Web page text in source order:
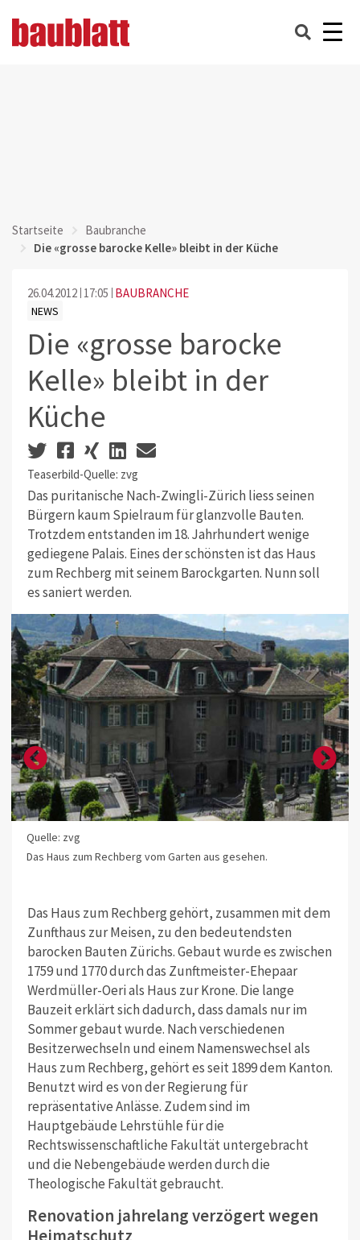
Startseite
Baubranche
Die «grosse barocke Kelle» bleibt in der Küche
26.04.2012 17:05 BAUBRANCHE
NEWS
Die «grosse barocke
Kelle» bleibt in der
Küche
Teaserbild-Quelle: zvg
Das puritanische Nach-Zwingli-Zürich liess seinen
Bürgern kaum Spielraum für glanzvolle Bauten.
Trotzdem entstanden im 18. Jahrhundert wenige
gediegene Palais. Eines der schönsten ist das Haus
zum Rechberg mit ­seinem Barockgarten. Nunn soll
es saniert werden.
Quelle: zvg
Das Haus zum Rechberg vom Garten aus gesehen.
Das Haus zum Rechberg gehört, zusammen mit dem
Zunfthaus zur Meisen, zu den bedeutendsten
barocken Bauten Zürichs. Gebaut wurde es zwischen
1759 und 1770 durch das Zunftmeister-Ehepaar
Werdmüller-Oeri als Haus zur Krone. Die lange
Bauzeit erklärt sich dadurch, dass damals nur im
Sommer gebaut wurde. Nach verschiedenen
Besitzerwechseln und einem Namenswechsel als
Haus zum Rechberg, gehört es seit 1899 dem Kanton.
Benutzt wird es von der Regierung für
repräsentative Anlässe. Zudem sind im
Hauptgebäude Lehrstühle für die
Rechtswissenschaftliche Fakultät untergebracht
und die Nebengebäude werden durch die
Theologische Fakultät gebraucht.
Renovation jahrelang verzögert wegen